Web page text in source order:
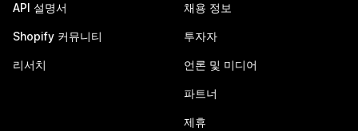
API 설명서
Shopify 커뮤니티
리서치
채용 정보
투자자
언론 및 미디어
파트너
제휴